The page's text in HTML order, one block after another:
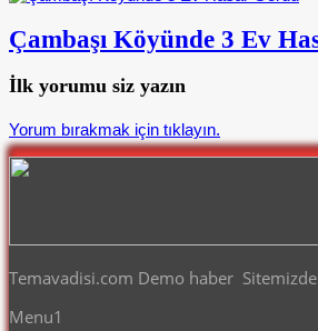
Çambaşı Köyünde 3 Ev
İlk yorumu siz yazın
Yorum bırakmak için tıklayın.
Temavadisi.com Demo haber
Menu1